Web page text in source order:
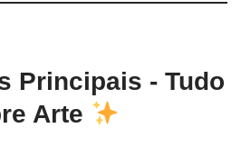
Principais - Tudo
Arte